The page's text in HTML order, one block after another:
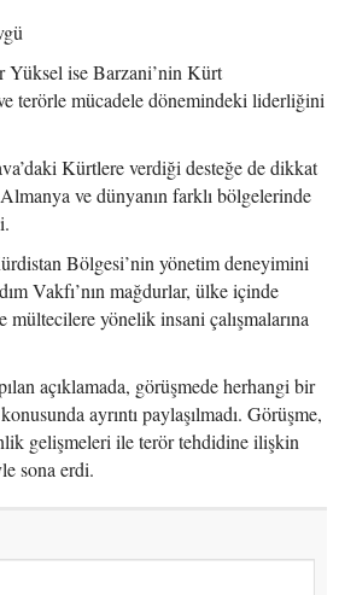
ise Barzani’nin Kürt
terörle mücadele dönemindeki liderliğini
Kürtlere verdiği desteğe de dikkat
ve dünyanın farklı bölgelerinde
Bölgesi’nin yönetim deneyimini
Vakfı’nın mağdurlar, ülke içinde
yönelik insani çalışmalarına
açıklamada, görüşmede herhangi bir
ayrıntı paylaşılmadı. Görüşme,
gelişmeleri ile terör tehdidine ilişkin
sona erdi.